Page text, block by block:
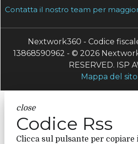
Contatta il nostro team per
Nextwork360 - Codice
13868590962 - © 2026
RESERVED. ISP
Mappa del sito
close
Codice Rss
Clicca sul pulsante per